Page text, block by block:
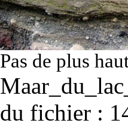
Pas de plus
du fichier :